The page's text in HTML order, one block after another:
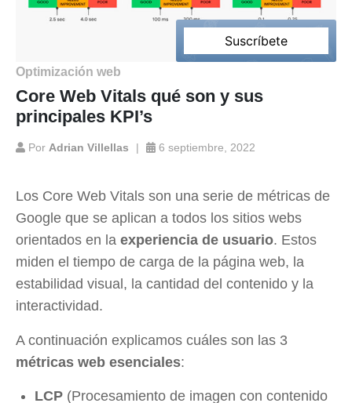
Optimización web
Core Web Vitals qué son y sus
principales KPI’s
Por Adrian Villellas 6 septiembre, 2022
Suscríbete
Los Core Web Vitals son una serie de métricas de
Google que se aplican a todos los sitios webs
orientados en la experiencia de usuario. Estos
miden el tiempo de carga de la página web, la
estabilidad visual, la cantidad del contenido y la
interactividad.
A continuación explicamos cuáles son las 3
métricas web esenciales:
LCP(Procesamiento de imagen con contenido